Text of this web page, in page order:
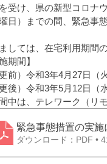
受け、県の新型コロナ
曜日）までの間、緊急事
しては、在宅利用期間
期間】
更前）令和3年4月27日
更後）令和3年5月12日
中は、テレワーク（リ
緊急事態措置の実施
ダウンロード：PDF •